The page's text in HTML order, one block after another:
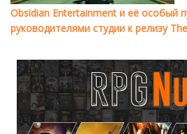
Obsidian Entertainment и её особый
руководителями студии к релизу